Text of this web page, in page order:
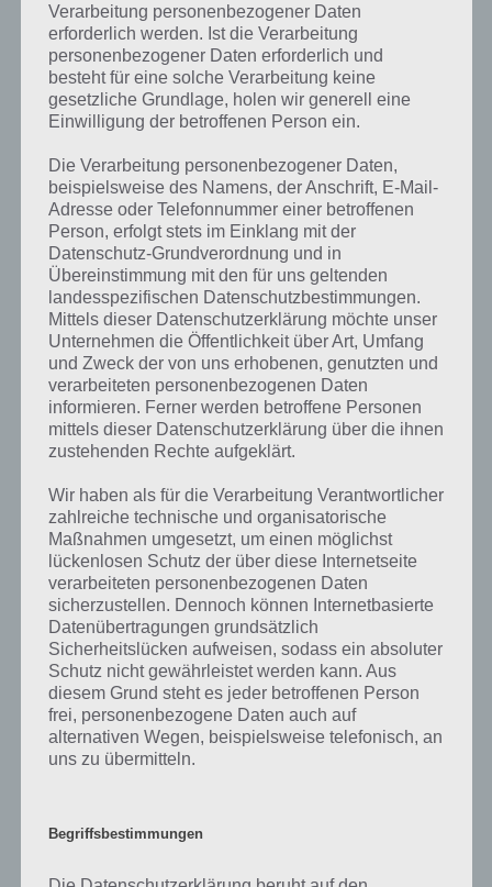
Kurze Begriffserklärung zur Lösung
Texten
Texten ist die Lösung für das tägliche Bonus Rätsel am 17.9.2020 in 4
Bilder 1 Wort, doch welche Bedeutung hat dieses eigentlich und was
gibt es dazu zu wissen? Passt das Wort auch zu Kenia? Zu
bestimmten Lösungen präsentieren wir daher auch immer eine
kurze Begriffserklärung!
Texten als synonym zu schreiben. Aber texten ist in der Regel
deutlich kürzer und knapper. So werden zum Beispiel Werbetexte
oder Schlagertexte getextet, also stets kurze Gebrauchstexte. Texte
im Allgemeinen bezeichnen eine zusammenhängende, schriftliche
sprachliche Äußerung. Texte werden hierbei mit einer Schrift
dargestellt, wobei es unterschiedliche Arten von Schrift gibt, was
auch mit den zahlreichen Alphabeten zu tun hat. Während man in
der Schule vielfach die Schreibschrift lernt, wird es später zur
Druckschrift.
Eine Variante des Texten ist die SMS, oder ausgeschrieben Short
Message Service. Heutzutage ist die SMS zwar immernoch verbreitet,
eigenes Wort für das Schreiben solcher kurzen Texte. Simsen ist
Verarbeitung personenbezogener Daten
erforderlich werden. Ist die Verarbeitung
personenbezogener Daten erforderlich und
besteht für eine solche Verarbeitung keine
gesetzliche Grundlage, holen wir generell eine
Einwilligung der betroffenen Person ein.
Die Verarbeitung personenbezogener Daten,
beispielsweise des Namens, der Anschrift, E-Mail-
Adresse oder Telefonnummer einer betroffenen
Person, erfolgt stets im Einklang mit der
Datenschutz-Grundverordnung und in
Übereinstimmung mit den für uns geltenden
landesspezifischen Datenschutzbestimmungen.
Mittels dieser Datenschutzerklärung möchte unser
Unternehmen die Öffentlichkeit über Art, Umfang
und Zweck der von uns erhobenen, genutzten und
verarbeiteten personenbezogenen Daten
informieren. Ferner werden betroffene Personen
mittels dieser Datenschutzerklärung über die ihnen
zustehenden Rechte aufgeklärt.
Wir haben als für die Verarbeitung Verantwortlicher
zahlreiche technische und organisatorische
Maßnahmen umgesetzt, um einen möglichst
lückenlosen Schutz der über diese Internetseite
verarbeiteten personenbezogenen Daten
sicherzustellen. Dennoch können Internetbasierte
Datenübertragungen grundsätzlich
Sicherheitslücken aufweisen, sodass ein absoluter
Schutz nicht gewährleistet werden kann. Aus
diesem Grund steht es jeder betroffenen Person
frei, personenbezogene Daten auch auf
alternativen Wegen, beispielsweise telefonisch, an
uns zu übermitteln.
Begriffsbestimmungen